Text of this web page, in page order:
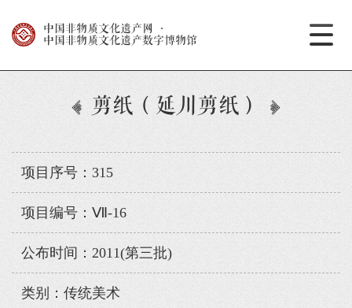
中国非物质文化遗产网
·
中国非物质文化遗产数字博物馆
剪纸（延川剪纸）
项目序号：315
项目编号：Ⅶ-16
公布时间：2011(第三批)
类别：传统美术